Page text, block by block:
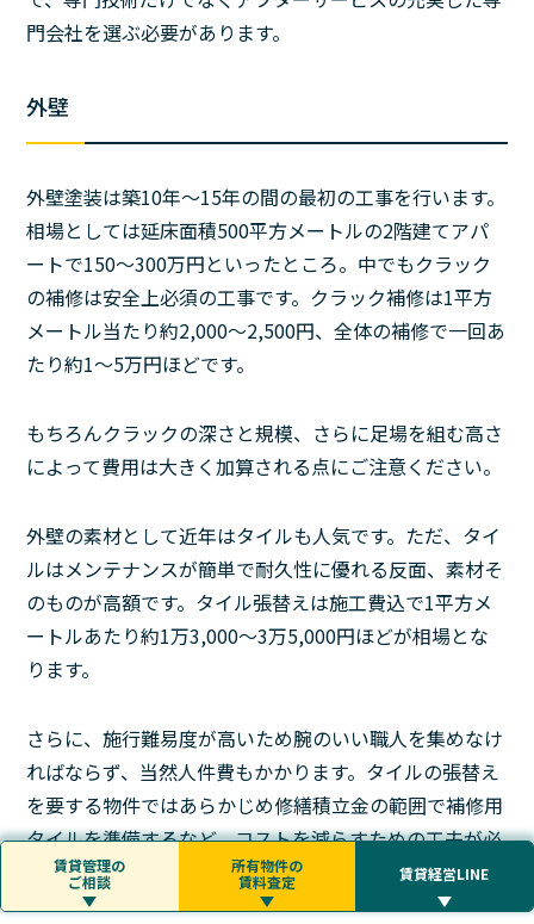
門会社を選ぶ必要があります。
外壁
外壁塗装は築10年〜15年の間の最初の工事を行います。
相場としては延床面積500平方メートルの2階建てアパ
ートで150～300万円といったところ。中でもクラック
の補修は安全上必須の工事です。クラック補修は1平方
メートル当たり約2,000〜2,500円、全体の補修で一回あ
たり約1〜5万円ほどです。
もちろんクラックの深さと規模、さらに足場を組む高さ
によって費用は大きく加算される点にご注意ください。
外壁の素材として近年はタイルも人気です。ただ、タイ
ルはメンテナンスが簡単で耐久性に優れる反面、素材そ
のものが高額です。タイル張替えは施工費込で1平方メ
ートルあたり約1万3,000〜3万5,000円ほどが相場とな
ります。
さらに、施行難易度が高いため腕のいい職人を集めなけ
ればならず、当然人件費もかかります。タイルの張替え
を要する物件ではあらかじめ修繕積立金の範囲で補修用
タイルを準備するなど、コストを減らすための工夫が必
要となるでしょう。
賃貸管理の
ご相談
所有物件の
賃料査定
賃貸経営LINE